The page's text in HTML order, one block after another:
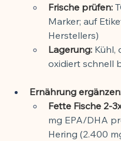
Frische prüfen:
Marker; auf
Herstellers)
Lagerung: Kühl,
oxidiert schnell
Ernährung
Fette Fische 2-
mg EPA/DHA
Hering (2.400